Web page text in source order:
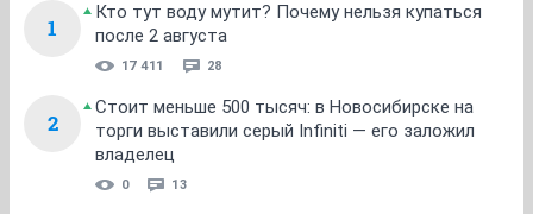
1
Кто тут воду мутит? Почему нельзя купаться
после 2 августа
17 411 28
2
Стоит меньше 500 тысяч: в Новосибирске на
торги выставили серый Infiniti — его заложил
владелец
0 13